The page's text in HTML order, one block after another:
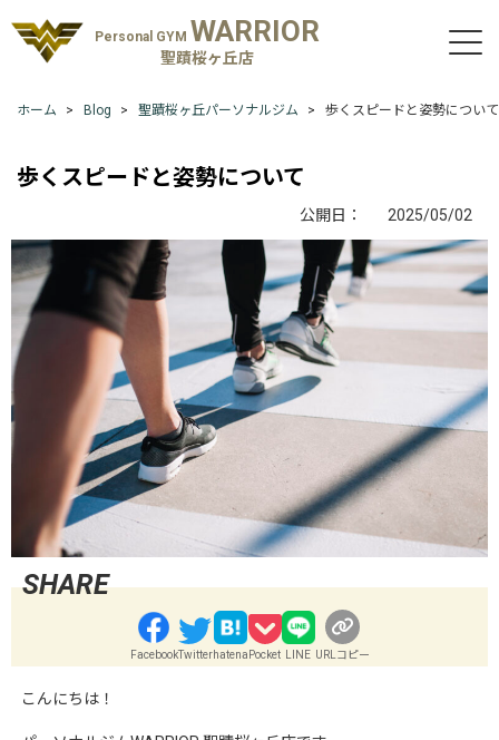
Personal GYM WARRIOR
聖蹟桜ヶ丘店
ホーム Blog 聖蹟桜ヶ丘パーソナルジム 歩くスピードと姿勢について
歩くスピードと姿勢について
公開日： 2025/05/02
FacebookTwitterhatena Pocket LINE URLコピー
こんにちは！